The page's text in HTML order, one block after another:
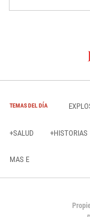
TEMAS DEL DÍA
+SALUD +HISTORIAS
MAS E